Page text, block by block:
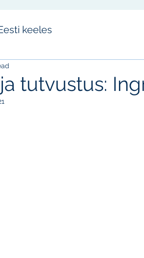
keeles
tutvustus: